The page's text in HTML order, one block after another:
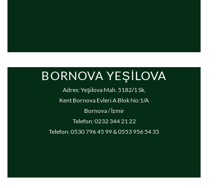
BORNOVA YEŞILOVA
Adres: Yeşilova Mah. 5182/1 Sk.
Kent Bornova Evleri A Blok No:1/A
Bornova / İzmir
Telefon: 0232 344 21 22
Telefon: 0530 796 45 99 & 0553 956 54 35